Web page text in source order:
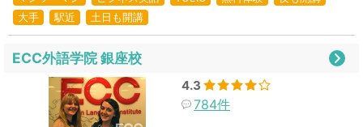
大手
駅近 土日も開講
ECC外語学院 銀座校
4.3
784件